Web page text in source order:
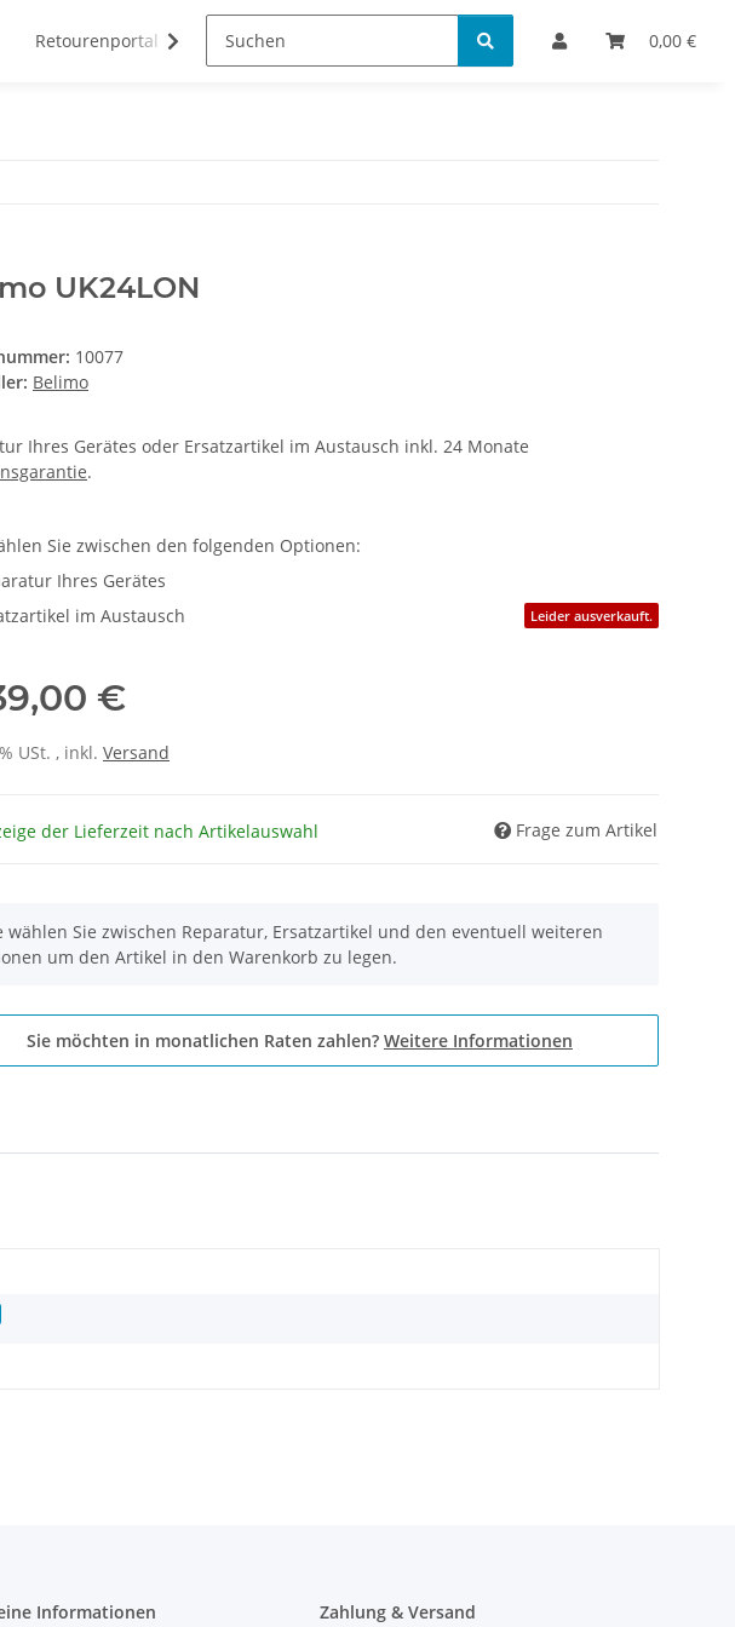
0,00 €
Retourenportal Bestellinformationen
UK24LON
10077
Belimo
Ihres Gerätes oder Ersatzartikel im Austausch inkl. 24 Monate
.
Sie zwischen den folgenden Optionen:
Ihres Gerätes
im Austausch
Leider ausverkauft.
€
USt. , inkl. Versand
der Lieferzeit nach Artikelauswahl Frage zum Artikel
wählen Sie zwischen Reparatur, Ersatzartikel und den eventuell weiteren
um den Artikel in den Warenkorb zu legen.
Sie möchten in monatlichen Raten zahlen? Weitere Informationen
Informationen Zahlung & Versand